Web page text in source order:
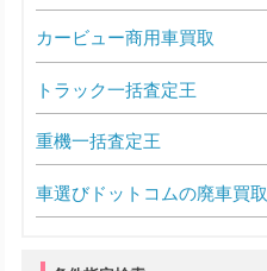
カービュー商用車買取
トラック一括査定王
重機一括査定王
車選びドットコムの廃車買取